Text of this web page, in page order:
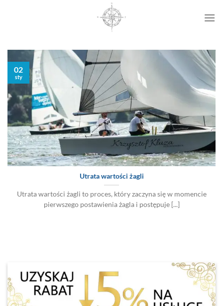
Utrata wartości żagli
Utrata wartości żagli to proces, który zaczyna się w momencie
pierwszego postawienia żagla i postępuje [...]
02
sty